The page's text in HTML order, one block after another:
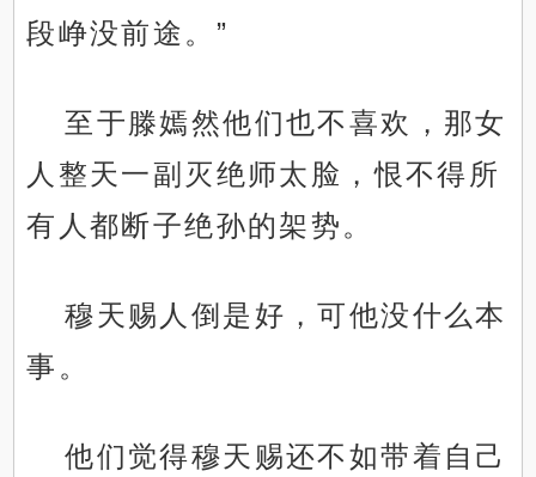
段峥没前途。”
至于滕嫣然他们也不喜欢，那女
人整天一副灭绝师太脸，恨不得所
有人都断子绝孙的架势。
穆天赐人倒是好，可他没什么本
事。
他们觉得穆天赐还不如带着自己